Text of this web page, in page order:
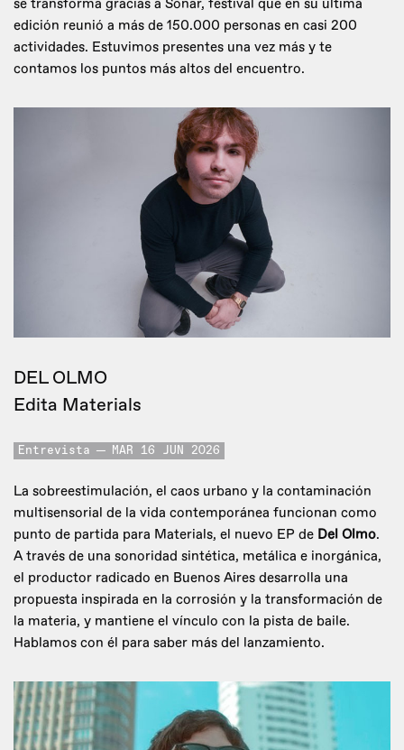
se transforma gracias a Sónar, festival que en su última
edición reunió a más de 150.000 personas en casi 200
actividades. Estuvimos presentes una vez más y te
contamos los puntos más altos del encuentro.
DEL OLMO
Edita Materials
Entrevista MAR 16 JUN 2026
La sobreestimulación, el caos urbano y la contaminación
multisensorial de la vida contemporánea funcionan como
punto de partida para Materials, el nuevo EP de Del Olmo.
A través de una sonoridad sintética, metálica e inorgánica,
el productor radicado en Buenos Aires desarrolla una
propuesta inspirada en la corrosión y la transformación de
la materia, y mantiene el vínculo con la pista de baile.
Hablamos con él para saber más del lanzamiento.